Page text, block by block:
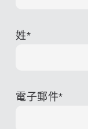
姓*
電子郵件*